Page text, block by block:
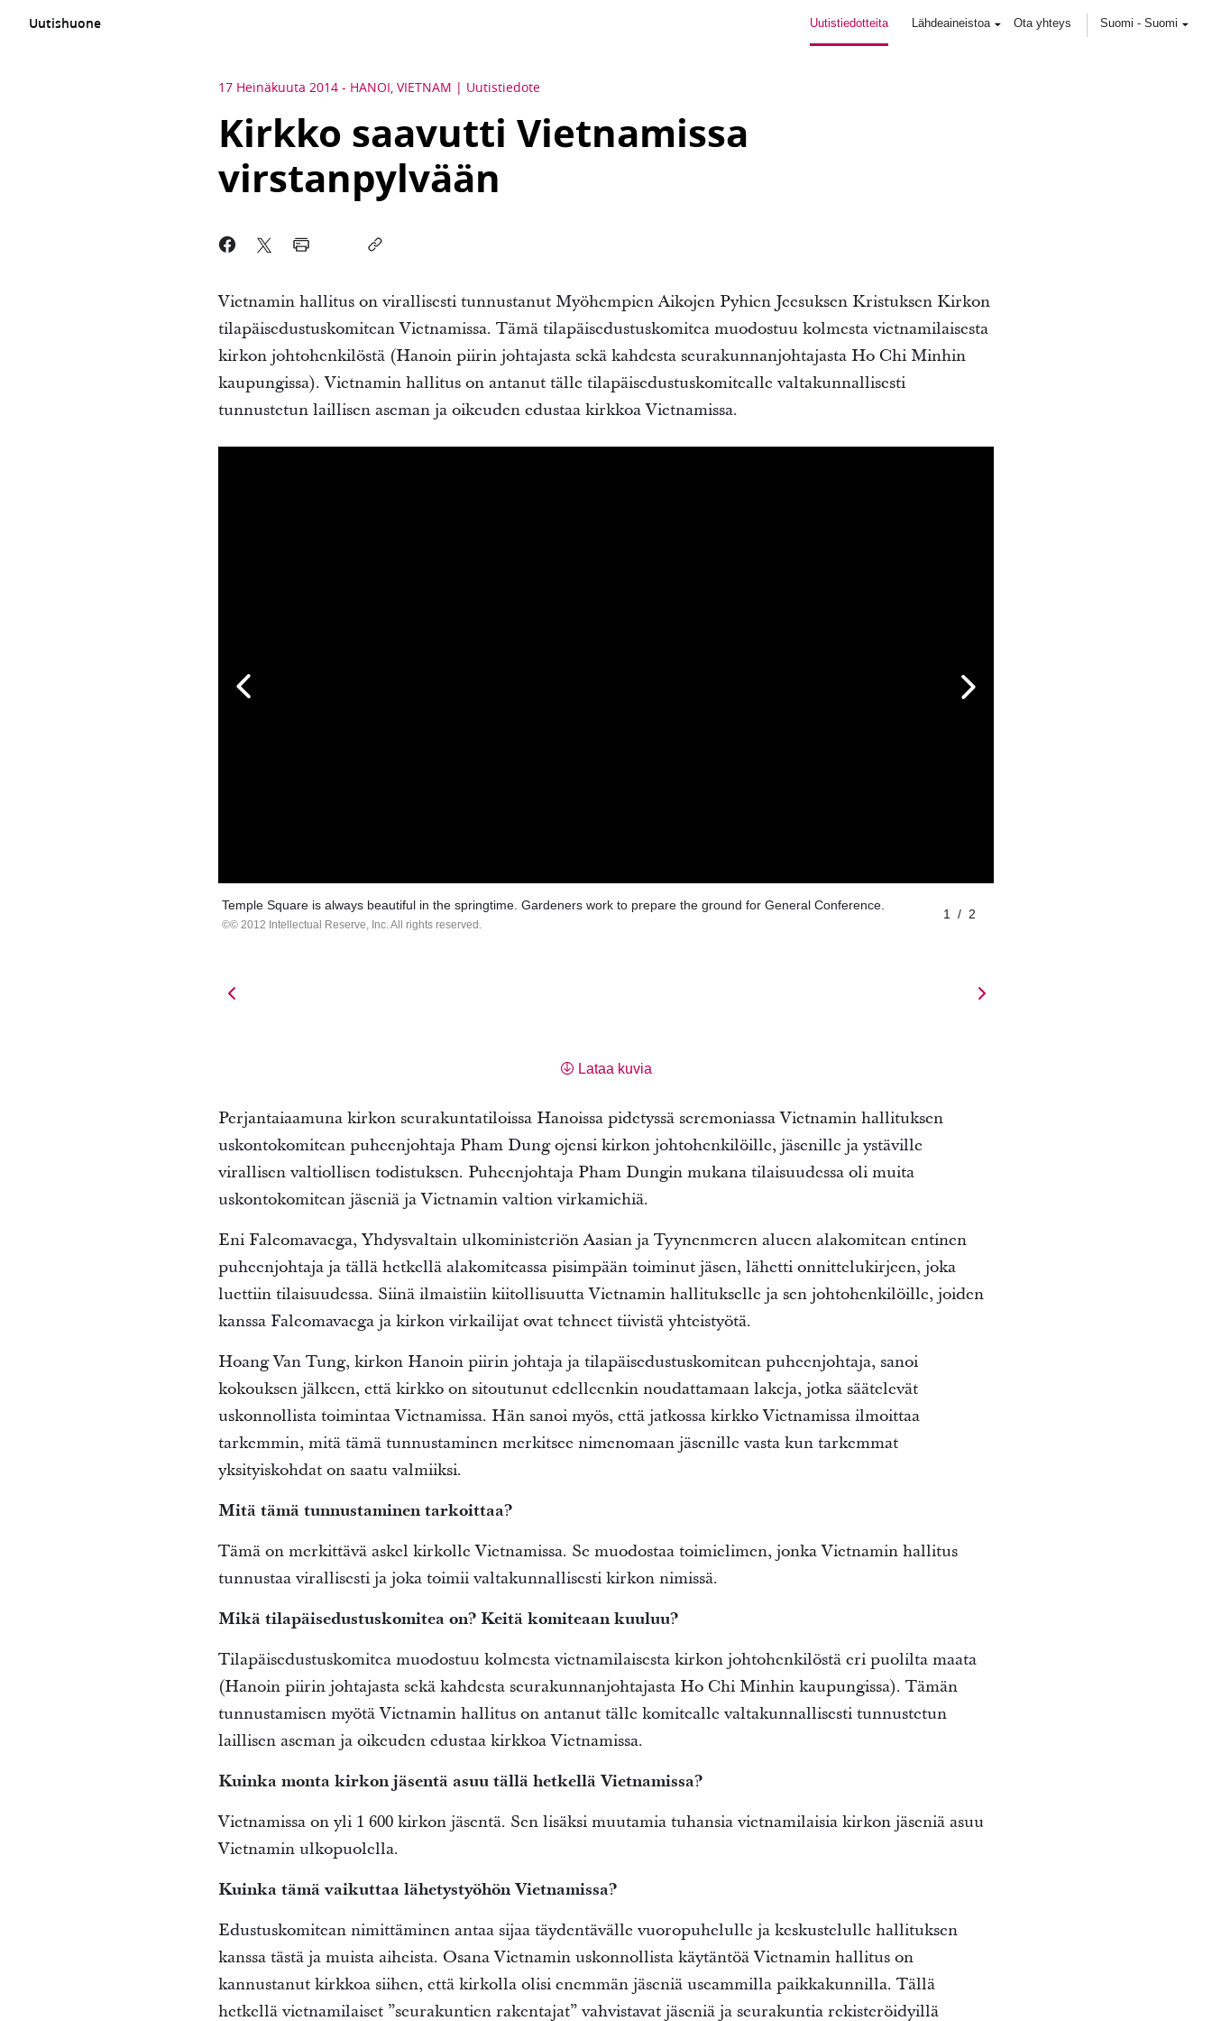
Uutishuone Uutistiedotteita Lähdeaineistoa Ota yhteys Suomi - Suomi
17 Heinäkuuta 2014 - HANOI, VIETNAM Uutistiedote
Kirkko saavutti Vietnamissa
virstanpylvään
Vietnamin hallitus on virallisesti tunnustanut Myöhempien Aikojen Pyhien Jeesuksen Kristuksen Kirkon
tilapäisedustuskomitean Vietnamissa. Tämä tilapäisedustuskomitea muodostuu kolmesta vietnamilaisesta
kirkon johtohenkilöstä (Hanoin piirin johtajasta sekä kahdesta seurakunnanjohtajasta Ho Chi Minhin
kaupungissa). Vietnamin hallitus on antanut tälle tilapäisedustuskomitealle valtakunnallisesti
tunnustetun laillisen aseman ja oikeuden edustaa kirkkoa Vietnamissa.
Temple Square is always beautiful in the springtime. Gardeners work to prepare the ground for General Conference.
© 2012 Intellectual Reserve, Inc. All rights reserved.
1 / 2
Lataa kuvia
Perjantaiaamuna kirkon seurakuntatiloissa Hanoissa pidetyssä seremoniassa Vietnamin hallituksen
uskontokomitean puheenjohtaja Pham Dung ojensi kirkon johtohenkilöille, jäsenille ja ystäville
virallisen valtiollisen todistuksen. Puheenjohtaja Pham Dungin mukana tilaisuudessa oli muita
uskontokomitean jäseniä ja Vietnamin valtion virkamiehiä.
Eni Faleomavaega, Yhdysvaltain ulkoministeriön Aasian ja Tyynenmeren alueen alakomitean entinen
puheenjohtaja ja tällä hetkellä alakomiteassa pisimpään toiminut jäsen, lähetti onnittelukirjeen, joka
luettiin tilaisuudessa. Siinä ilmaistiin kiitollisuutta Vietnamin hallitukselle ja sen johtohenkilöille, joiden
kanssa Faleomavaega ja kirkon virkailijat ovat tehneet tiivistä yhteistyötä.
Hoang Van Tung, kirkon Hanoin piirin johtaja ja tilapäisedustuskomitean puheenjohtaja, sanoi
kokouksen jälkeen, että kirkko on sitoutunut edelleenkin noudattamaan lakeja, jotka säätelevät
uskonnollista toimintaa Vietnamissa. Hän sanoi myös, että jatkossa kirkko Vietnamissa ilmoittaa
tarkemmin, mitä tämä tunnustaminen merkitsee nimenomaan jäsenille vasta kun tarkemmat
yksityiskohdat on saatu valmiiksi.
Mitä tämä tunnustaminen tarkoittaa?
Tämä on merkittävä askel kirkolle Vietnamissa. Se muodostaa toimielimen, jonka Vietnamin hallitus
tunnustaa virallisesti ja joka toimii valtakunnallisesti kirkon nimissä.
Mikä tilapäisedustuskomitea on? Keitä komiteaan kuuluu?
Tilapäisedustuskomitea muodostuu kolmesta vietnamilaisesta kirkon johtohenkilöstä eri puolilta maata
(Hanoin piirin johtajasta sekä kahdesta seurakunnanjohtajasta Ho Chi Minhin kaupungissa). Tämän
tunnustamisen myötä Vietnamin hallitus on antanut tälle komitealle valtakunnallisesti tunnustetun
laillisen aseman ja oikeuden edustaa kirkkoa Vietnamissa.
Kuinka monta kirkon jäsentä asuu tällä hetkellä Vietnamissa?
Vietnamissa on yli 1 600 kirkon jäsentä. Sen lisäksi muutamia tuhansia vietnamilaisia kirkon jäseniä asuu
Vietnamin ulkopuolella.
Kuinka tämä vaikuttaa lähetystyöhön Vietnamissa?
Edustuskomitean nimittäminen antaa sijaa täydentävälle vuoropuhelulle ja keskustelulle hallituksen
kanssa tästä ja muista aiheista. Osana Vietnamin uskonnollista käytäntöä Vietnamin hallitus on
kannustanut kirkkoa siihen, että kirkolla olisi enemmän jäseniä useammilla paikkakunnilla. Tällä
hetkellä vietnamilaiset ”seurakuntien rakentajat” vahvistavat jäseniä ja seurakuntia rekisteröidyillä